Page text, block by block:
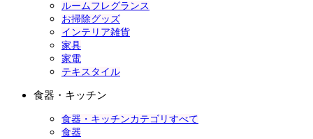
ルームフレグランス
お掃除グッズ
インテリア雑貨
家具
家電
テキスタイル
食器・キッチン
食器・キッチンカテゴリすべて
食器